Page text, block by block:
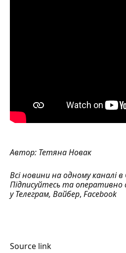
Автор: Тетяна Новак
Всі новини на одному каналі в
Підписуйтесь та оперативно
уТелеграм, Вайбер, Facebook
Source link